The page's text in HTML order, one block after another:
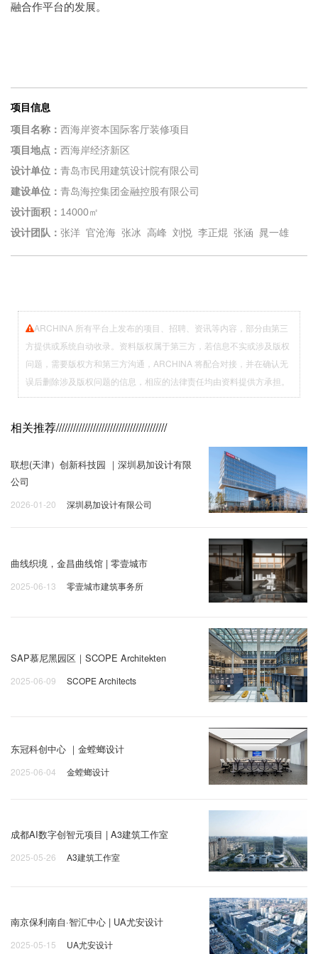
融合作平台的发展。
项目信息
项目名称： 西海岸资本国际客厅装修项目
项目地点： 西海岸经济新区
设计单位： 青岛市民用建筑设计院有限公司
建设单位： 青岛海控集团金融控股有限公司
设计面积： 14000㎡
设计团队： 张洋 官沧海 张冰 高峰 刘悦 李正焜 张涵 晁一雄
ARCHINA 所有平台上发布的项目、招聘、资讯等内容，部分由第三
方提供或系统自动收录。资料版权属于第三方，若信息不实或涉及版权
问题，需要版权方和第三方沟通，ARCHINA 将配合对接，并在确认无
误后删除涉及版权问题的信息，相应的法律责任均由资料提供方承担。
相关推荐///////////////////////////////////////
联想(天津）创新科技园 ｜深圳易加设计有限
公司
2026-01-20 深圳易加设计有限公司
曲线织境，金昌曲线馆 | 零壹城市
2025-06-13 零壹城市建筑事务所
SAP慕尼黑园区｜SCOPE Architekten
2025-06-09 SCOPE Architects
东冠科创中心 ｜金螳螂设计
2025-06-04 金螳螂设计
成都AI数字创智元项目 | A3建筑工作室
2025-05-26 A3建筑工作室
南京保利南自·智汇中心 | UA尤安设计
2025-05-15 UA尤安设计